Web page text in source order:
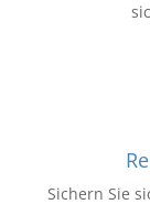
Sichern Sie